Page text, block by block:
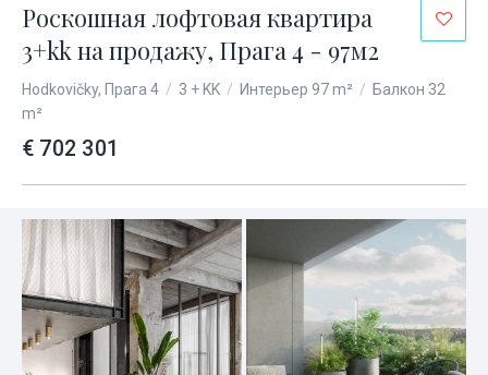
Роскошная лофтовая квартира
3+kk на продажу, Прага 4 - 97м2
Hodkovičky, Прага 4 / 3 + KK / Интерьер 97 m² / Балкон 32
m²
€ 702 301